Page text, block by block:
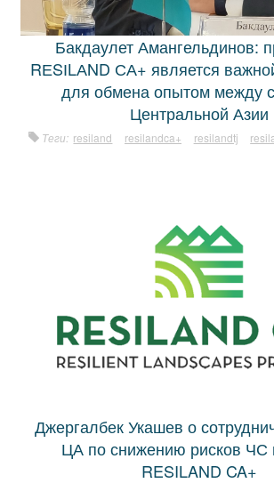
Бакдаулет Амангельдинов:
RЕSІLАND СА+ является
для обмена опытом между
Центральной Азии
Теги: resiland resilandca+ resilandtj
Джергалбек Укашев о
ЦА по снижению рисков ЧС
RESILAND CA+